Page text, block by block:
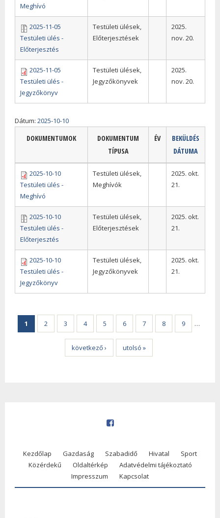
Meghívó
2025-11-05
Testületi ülés -
Előterjesztés
Testületi ülések,
Előterjesztések
2025.
nov. 20.
2025-11-05
Testületi ülés -
Jegyzőkönyv
Testületi ülések,
Jegyzőkönyvek
2025.
nov. 20.
Dátum: 2025-10-10
DOKUMENTUMOK
DOKUMENTUM
TÍPUSA
ÉV
BEKÜLDÉS
DÁTUMA
2025-10-10
Testületi ülés -
Meghívó
Testületi ülések,
Meghívók
2025. okt.
21.
2025-10-10
Testületi ülés -
Előterjesztés
Testületi ülések,
Előterjesztések
2025. okt.
21.
2025-10-10
Testületi ülés -
Jegyzőkönyv
Testületi ülések,
Jegyzőkönyvek
2025. okt.
21.
Oldalak
1 2 3 4 5 6 7 8 9 …
következő › utolsó »
Kezdőlap Gazdaság Szabadidő Hivatal
Sport
Közérdekű
Oldaltérkép
Adatvédelmi tájékoztató
Impresszum
Kapcsolat